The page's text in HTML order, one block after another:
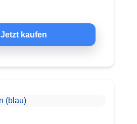
Jetzt kaufen